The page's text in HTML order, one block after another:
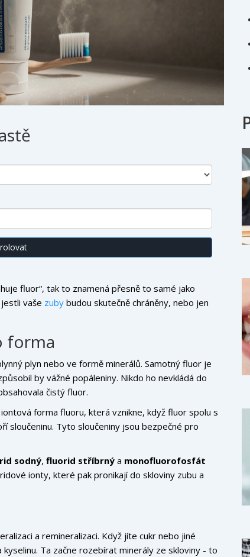
fluor“, tak to znamená přesně to samé jako
vaše zuby budou skutečně chráněny, nebo jen
forma
plyn nebo ve formě minerálů. Samotný fluor je
by vážné popáleniny. Nikdo ho nevkládá do
čistý fluor.
forma fluoru, která vznikne, když fluor spolu s
sloučeninu. Tyto sloučeniny jsou bezpečné pro
sodný, fluorid stříbrný a monofluorofosfát
ionty, které pak pronikají do skloviny zubu a
a remineralizaci. Když jíte cukr nebo jiné
Ta začne rozebírat minerály ze skloviny - to